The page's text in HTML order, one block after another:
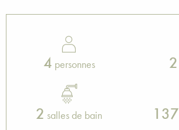
4 personnes 2
2 salles de bain 137